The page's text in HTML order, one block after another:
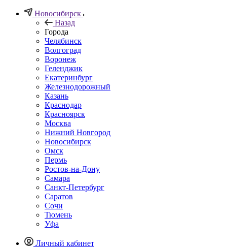
Новосибирск
Назад
Города
Челябинск
Волгоград
Воронеж
Геленджик
Екатеринбург
Железнодорожный
Казань
Краснодар
Красноярск
Москва
Нижний Новгород
Новосибирск
Омск
Пермь
Ростов-на-Дону
Самара
Санкт-Петербург
Саратов
Сочи
Тюмень
Уфа
Личный кабинет